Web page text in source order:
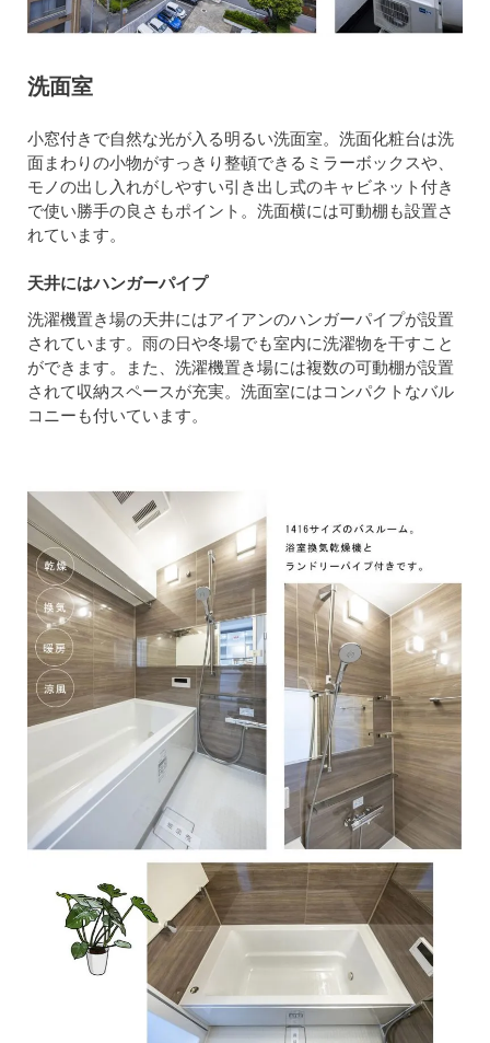
洗面室
小窓付きで自然な光が入る明るい洗面室。洗面化粧台は洗
面まわりの小物がすっきり整頓できるミラーボックスや、
モノの出し入れがしやすい引き出し式のキャビネット付き
で使い勝手の良さもポイント。洗面横には可動棚も設置さ
れています。
天井にはハンガーパイプ
洗濯機置き場の天井にはアイアンのハンガーパイプが設置
されています。雨の日や冬場でも室内に洗濯物を干すこと
ができます。また、洗濯機置き場には複数の可動棚が設置
されて収納スペースが充実。洗面室にはコンパクトなバル
コニーも付いています。